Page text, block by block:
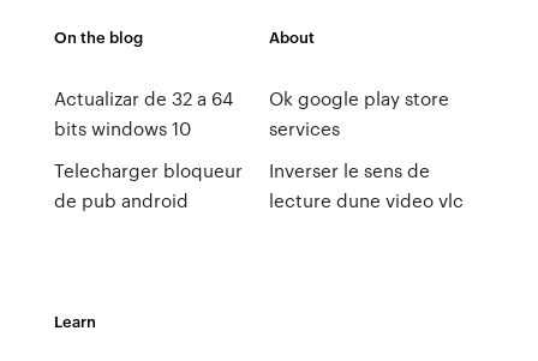
On the blog
Actualizar de 32 a 64
bits windows 10
Telecharger bloqueur
de pub android
About
Ok google play store
services
Inverser le sens de
lecture dune video vlc
Learn